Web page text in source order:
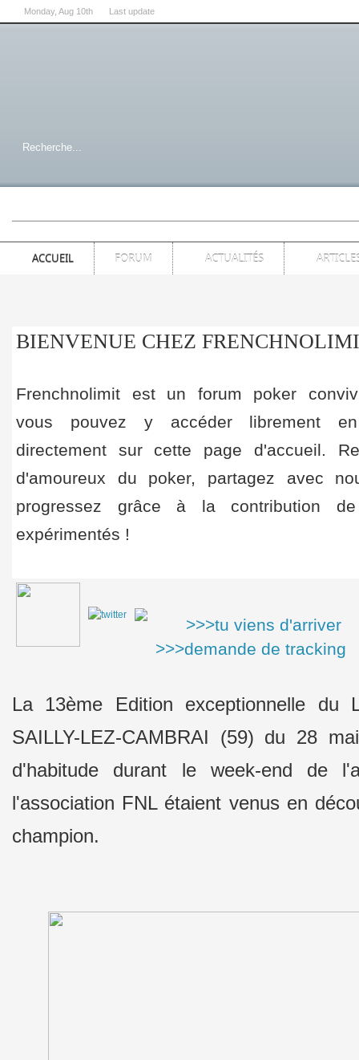
Monday, Aug 10th Last update
ACCUEIL FORUM ACTUALITÉS
BIENVENUE CHEZ
Frenchnolimit est un forum poker
vous pouvez y accéder librement
directement sur cette page d'accueil.
d'amoureux du poker, partagez avec
progressez grâce à la contribution
expérimentés !
>>>tu viens d'arriver
>>>demande de tracking
La 13ème Edition exceptionnelle du
SAILLY-LEZ-CAMBRAI (59) du 28
d'habitude durant le week-end de
l'association FNL étaient venus en
champion.